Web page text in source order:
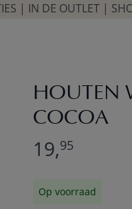
| IN DE OUTLET |
HOUTEN
COCOA
19,95
Op voorraad